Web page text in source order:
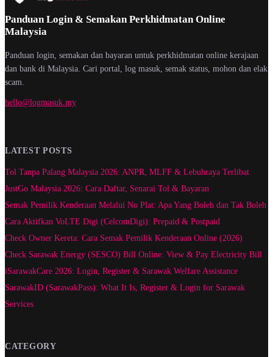
Panduan Login & Semakan Perkhidmatan Online
Malaysia
Panduan login, semakan dan bayaran untuk perkhidmatan online kerajaan
dan bank di Malaysia. Cari portal, log masuk, semak status, mohon dan elak
scam.
hello@logmasuk.my
LATEST POSTS
Tol Tanpa Palang Malaysia 2026: ANPR, MLFF & Lebuhraya Terlibat
JustGo Malaysia 2026: Cara Daftar, Senarai Tol & Bayaran
Semak Pemilik Kenderaan Melalui No Plat: Apa Yang Boleh dan Tak Boleh
Cara Aktifkan VoLTE Digi (CelcomDigi): Prepaid & Postpaid
Check Owner Kereta: Cara Semak Pemilik Kenderaan Online (2026)
Check Sarawak Energy (SESCO) Bill Online: View & Pay Electricity Bill
iSarawakCare 2026: Login, Register & Sarawak Welfare Assistance
SarawakID (SarawakPass): What It Is, Register & Login for Sarawak
Services
CATEGORY